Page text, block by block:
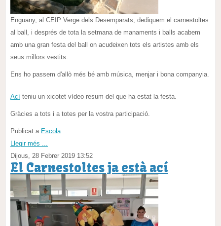
Enguany, al CEIP Verge dels Desemparats, dediquem el carnestoltes
al ball, i després de tota la setmana de manaments i balls acabem
amb una gran festa del ball on acudeixen tots els artistes amb els
seus millors vestits.
Ens ho passem d'allò més bé amb música, menjar i bona companyia.
Ací teniu un xicotet vídeo resum del que ha estat la festa.
Gràcies a tots i a totes per la vostra participació.
Publicat a Escola
Llegir més ...
Dijous, 28 Febrer 2019 13:52
El Carnestoltes ja està ací